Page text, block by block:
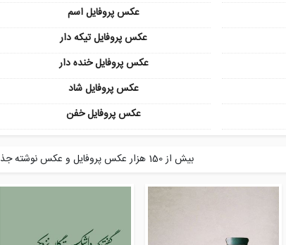
عکس پروفایل اسم
عکس پروفایل تیکه دار
عکس پروفایل خنده دار
عکس پروفایل شاد
عکس پروفایل خفن
بیش از 150 هزار عکس پروفایل و عکس نوشته جذاب، خاص، خفن در دسته بندی های متنوع پروفایل گرام